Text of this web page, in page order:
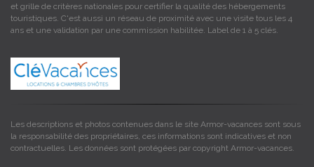
et grille de critères nationales pour certifier la qualité des hébergements
touristiques. C'est aussi un réseau de proximité avec une visite tous les 4
ans et une validation par une commission habilitée. Label de 1 à 5 clés.
Les descriptions et photos contenues dans le site Armor-vacances sont sous
la responsabilité des propriétaires, ces informations sont indicatives et non
contractuelles. Les données sont protégées par copyright Armor-vacances.